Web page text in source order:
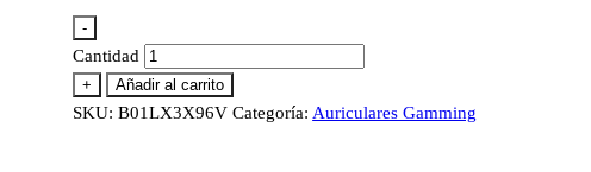
-
Cantidad
+ Añadir al carrito
SKU:B01LX3X96V Categoría: Auriculares Gamming